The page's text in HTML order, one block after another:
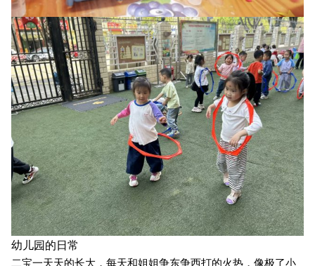
幼儿园的日常
二宝一天天的长大，每天和姐姐争东争西打的火热，像极了小